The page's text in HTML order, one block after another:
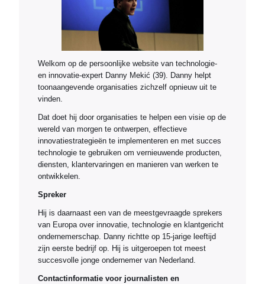
Welkom op de persoonlijke website van technologie-
en innovatie-expert Danny Mekić (39). Danny helpt
toonaangevende organisaties zichzelf opnieuw uit te
vinden.
Dat doet hij door organisaties te helpen een visie op de
wereld van morgen te ontwerpen, effectieve
innovatiestrategieën te implementeren en met succes
technologie te gebruiken om vernieuwende producten,
diensten, klantervaringen en manieren van werken te
ontwikkelen.
Spreker
Hij is daarnaast een van de meestgevraagde sprekers
van Europa over innovatie, technologie en klantgericht
ondernemerschap. Danny richtte op 15-jarige leeftijd
zijn eerste bedrijf op. Hij is uitgeroepen tot meest
succesvolle jonge ondernemer van Nederland.
Contactinformatie voor journalisten en